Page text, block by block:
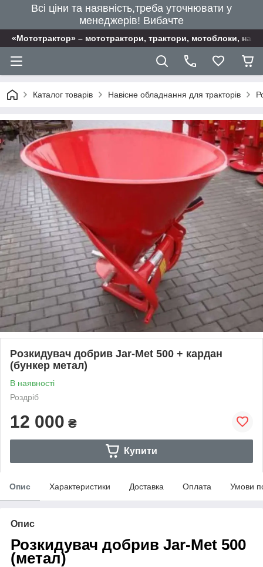
Всі ціни та наявність,треба уточнювати у
менеджерів! Вибачте
«Мототрактор» – мототрактори, трактори, мотоблоки,
Каталог товарів Навісне обладнання для тракторів
Розкидувач добрив Jar-Met 500 + кардан
(бункер метал)
В наявності
Роздріб
12 000 ₴
Купити
Опис Характеристики Доставка Оплата Умови
Опис
Розкидувач добрив Jar-Met 500
(метал)